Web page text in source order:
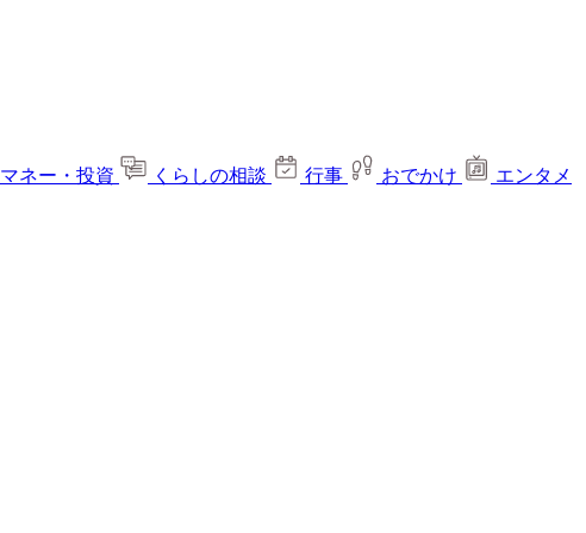
マネー・投資 くらしの相談 行事 おでかけ
エンタメ